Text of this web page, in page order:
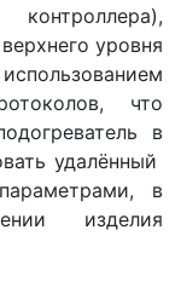
уровня
что
в
удалённый
в
изделия